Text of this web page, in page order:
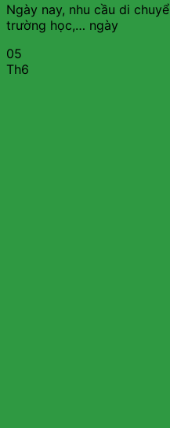
Ngày nay, nhu cầu di
trường học,… ngày
05
Th6